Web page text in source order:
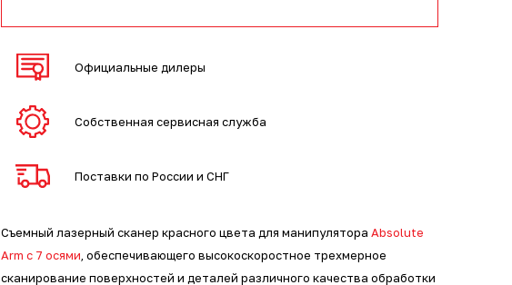
Официальные дилеры
Собственная сервисная служба
Поставки по России и СНГ
Съемный лазерный сканер красного цвета для манипулятораAbsolute
Arm с 7 осями , обеспечивающего высокоскоростное трехмерное
сканирование поверхностей и деталей различного качества обработки